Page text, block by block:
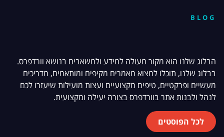
BLOG
הבלוג שלנו הוא מקור מעולה למידע ולמשאבים בנושא וורדפרס.
בבלוג שלנו, תוכלו למצוא מאמרים מקיפים ומותאמים, מדריכים
מעשיים ופרקטיים, טיפים מקצועיים ועצות מועילות שיעזרו לכם
לנהל ולבנות אתר בוורדפרס בצורה יעילה ומקצועית.
לכל הפוסטים